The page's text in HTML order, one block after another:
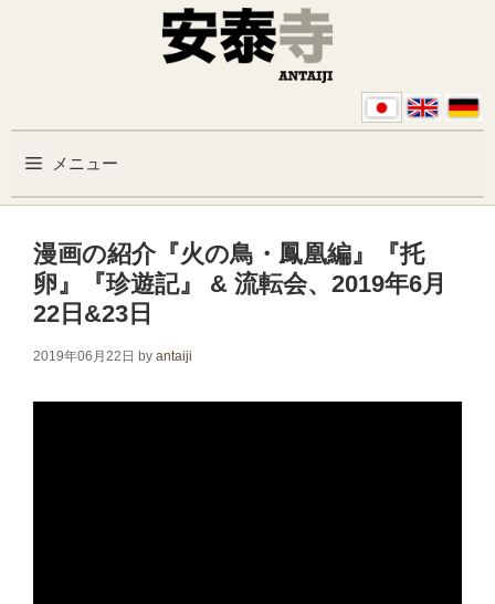
コンテンツへスキップ
メニュー
漫画の紹介『火の鳥・鳳凰編』『托
卵』『珍遊記』 & 流転会、2019年6月
22日&23日
2019年06月22日 by antaiji